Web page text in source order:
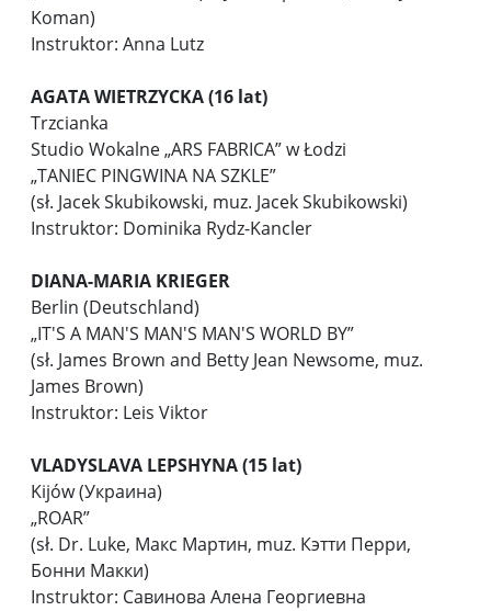
Koman)
Instruktor: Anna Lutz
AGATA WIETRZYCKA (16 lat)
Trzcianka
Studio Wokalne „ARS FABRICA” w Łodzi
„TANIEC PINGWINA NA SZKLE”
(sł. Jacek Skubikowski, muz. Jacek Skubikowski)
Instruktor: Dominika Rydz-Kancler
DIANA-MARIA KRIEGER
Berlin (Deutschland)
„IT'S A MAN'S MAN'S MAN'S WORLD BY”
(sł. James Brown and Betty Jean Newsome, muz.
James Brown)
Instruktor: Leis Viktor
VLADYSLAVA LEPSHYNA (15 lat)
Kijów (Украина)
„ROAR”
(sł. Dr. Luke, Макс Мартин, muz. Кэтти Перри,
Бонни Макки)
Instruktor: Савинова Алена Георгиевна